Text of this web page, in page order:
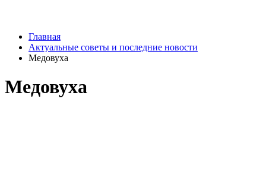
Главная
Актуальные советы и последние новости
Медовуха
Медовуха